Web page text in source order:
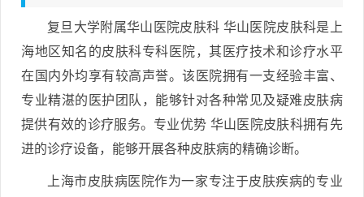
复旦大学附属华山医院皮肤科 华山医院皮肤科是上
海地区知名的皮肤科专科医院，其医疗技术和诊疗水平
在国内外均享有较高声誉。该医院拥有一支经验丰富、
专业精湛的医护团队，能够针对各种常见及疑难皮肤病
提供有效的诊疗服务。专业优势 华山医院皮肤科拥有先
进的诊疗设备，能够开展各种皮肤病的精确诊断。
上海市皮肤病医院作为一家专注于皮肤疾病的专业